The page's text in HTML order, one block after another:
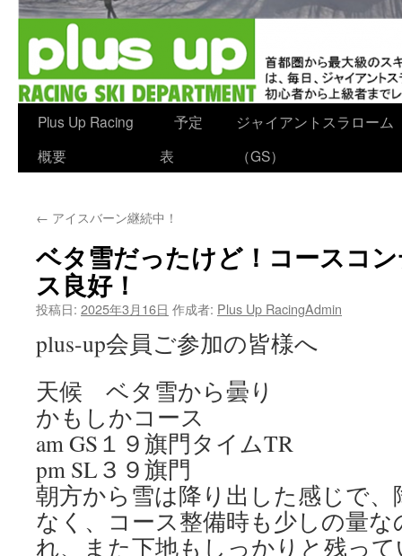
ン
ン
ツ
へ
キ
ッ
プ
Plus Up Racing
概要
予定
表
ジャイアントスラローム
（GS）
← アイスバーン継続中！
ベタ雪だったけど！コースコ
ス良好！
投稿日: 2025年3月16日 作成者: Plus Up RacingAdmin
plus-up会員ご参加の皆様へ
天候 ベタ雪から曇り
かもしかコース
am GS１９旗門タイムTR
pm SL３９旗門
朝方から雪は降り出した感じで
なく、コース整備時も少しの量
れ、また下地もしっかりと残っ